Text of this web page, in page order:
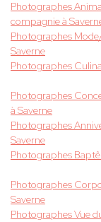
Photographes
compagnie à
Photographes
Saverne
Photographes
Photographes
à Saverne
Photographes
Saverne
Photographes
Photographes
Saverne
Photographes Vue